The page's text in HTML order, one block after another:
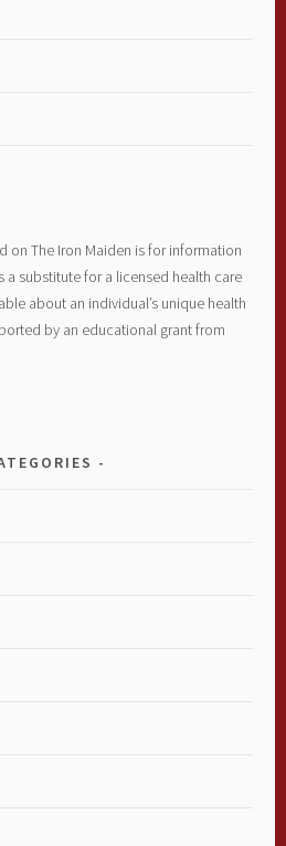
on The Iron Maiden is for information
a substitute for a licensed health care
about an individual’s unique health
by an educational grant from